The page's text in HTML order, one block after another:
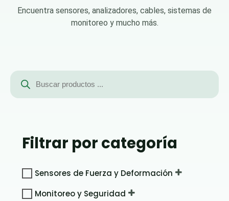
Encuentra sensores, analizadores, cables, sistemas de
monitoreo y mucho más.
Búsqueda
productos
Filtrar por categoría
Sensores de Fuerza y Deformación
Monitoreo y Seguridad